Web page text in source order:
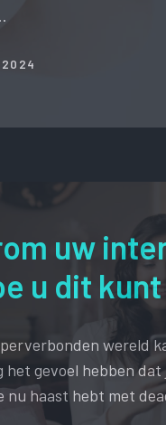
2024
uw
u dit
wereld
het gevoel hebben dat
nu haast hebt met